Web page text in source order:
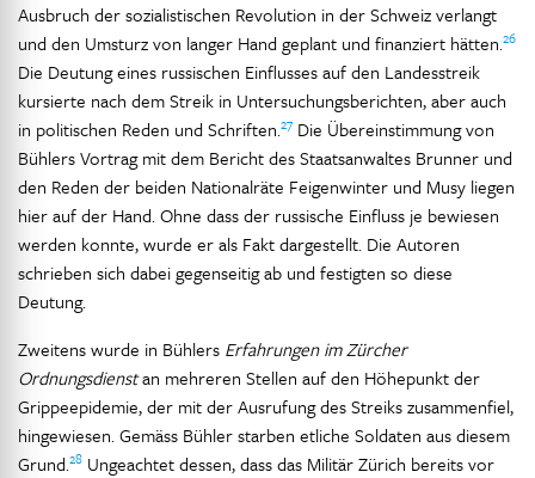
Ausbruch der sozialistischen Revolution in der Schweiz verlangt
und den Umsturz von langer Hand geplant und finanziert hätten.26
Die Deutung eines russischen Einflusses auf den Landesstreik
kursierte nach dem Streik in Untersuchungsberichten, aber auch
in politischen Reden und Schriften.27 Die Übereinstimmung von
Bühlers Vortrag mit dem Bericht des Staatsanwaltes Brunner und
den Reden der beiden Nationalräte Feigenwinter und Musy liegen
hier auf der Hand. Ohne dass der russische Einfluss je bewiesen
werden konnte, wurde er als Fakt dargestellt. Die Autoren
schrieben sich dabei gegenseitig ab und festigten so diese
Deutung.
Zweitens wurde in Bühlers Erfahrungen im Zürcher
Ordnungsdienstan mehreren Stellen auf den Höhepunkt der
Grippeepidemie, der mit der Ausrufung des Streiks zusammenfiel,
hingewiesen. Gemäss Bühler starben etliche Soldaten aus diesem
Grund.28 Ungeachtet dessen, dass das Militär Zürich bereits vor